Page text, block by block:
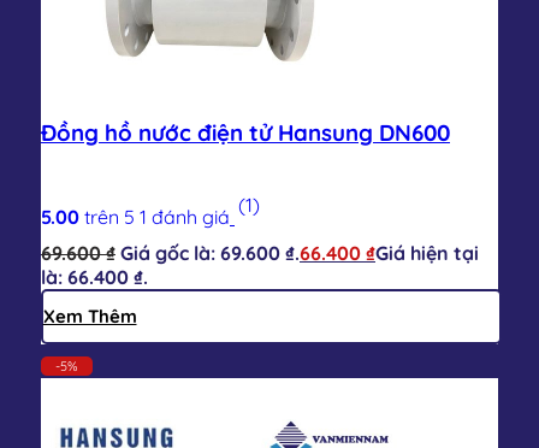
Đồng hồ nước điện tử Hansung DN600
5.00 trên 5 1 đánh giá (1)
69.600₫ Giá gốc là: 69.600 ₫.66.400 ₫Giá hiện tại
là: 66.400 ₫.
Xem Thêm
-5%